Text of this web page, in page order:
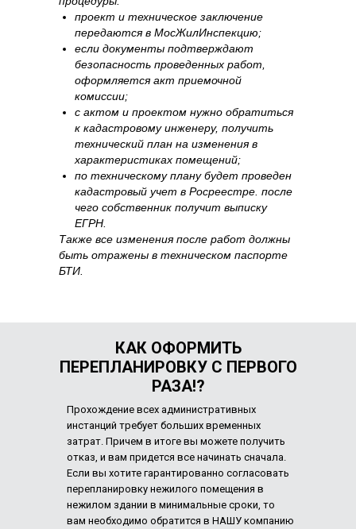
проект и техническое заключение
передаются в МосЖилИнспекцию;
если документы подтверждают
безопасность проведенных работ,
оформляется акт приемочной
комиссии;
с актом и проектом нужно обратиться
к кадастровому инженеру, получить
технический план на изменения в
характеристиках помещений;
по техническому плану будет проведен
кадастровый учет в Росреестре. после
чего собственник получит выписку
ЕГРН.
Также все изменения после работ должны
быть отражены в техническом паспорте
БТИ.
КАК ОФОРМИТЬ
ПЕРЕПЛАНИРОВКУ С ПЕРВОГО
РАЗА!?
Прохождение всех административных
инстанций требует больших временных
затрат. Причем в итоге вы можете получить
отказ, и вам придется все начинать сначала.
Если вы хотите гарантированно согласовать
перепланировку нежилого помещения в
нежилом здании в минимальные сроки, то
вам необходимо обратится в НАШУ компанию